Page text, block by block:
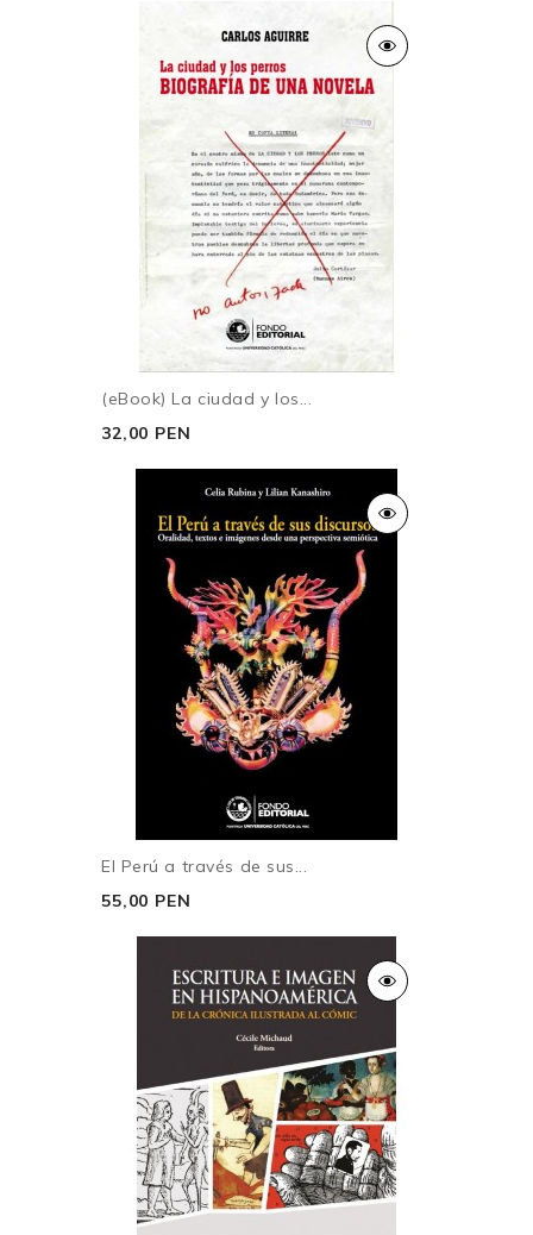
(eBook) La ciudad y los...
32,00 PEN
El Perú a través de sus...
55,00 PEN